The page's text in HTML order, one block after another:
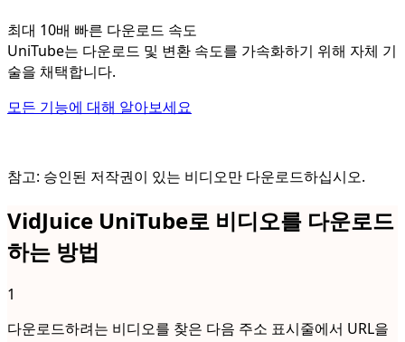
최대 10배 빠른 다운로드 속도
UniTube는 다운로드 및 변환 속도를 가속화하기 위해 자체 기
술을 채택합니다.
모든 기능에 대해 알아보세요
참고: 승인된 저작권이 있는 비디오만 다운로드하십시오.
VidJuice UniTube로 비디오를 다운로드
하는 방법
1
다운로드하려는 비디오를 찾은 다음 주소 표시줄에서 URL을